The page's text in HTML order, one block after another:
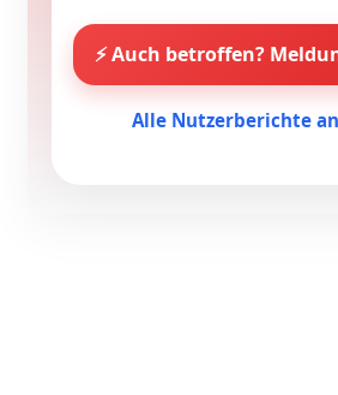
⚡ Auch betroffen?
Alle Nutzerberichte